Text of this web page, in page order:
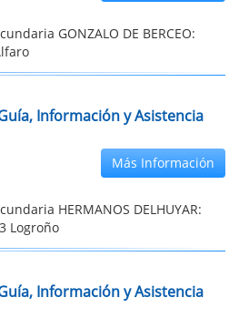
GONZALO DE BERCEO:
Información y Asistencia
Más Información
HERMANOS DELHUYAR:
Logroño
Información y Asistencia